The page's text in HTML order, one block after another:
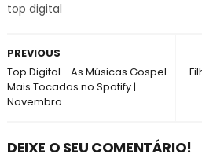
top digital
PREVIOUS
Top Digital - As Músicas Gospel
Mais Tocadas no Spotify |
Novembro
DEIXE O SEU COMENTÁRIO!